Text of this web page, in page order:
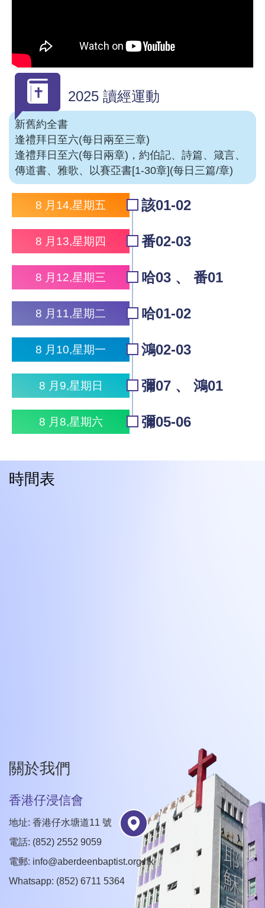
2025 讀經運動
新舊約全書
逢禮拜日至六(每日兩至三章)
逢禮拜日至六(每日兩章)，約伯記、詩篇、箴言、
傳道書、雅歌、以賽亞書[1-30章](每日三篇/章)
8 月14,星期五 該01-02
8 月13,星期四 番02-03
8 月12,星期三 哈03 、 番01
8 月11,星期二 哈01-02
8 月10,星期一 鴻02-03
8 月9,星期日 彌07 、 鴻01
8 月8,星期六 彌05-06
時間表
關於我們
香港仔浸信會
地址: 香港仔水塘道11 號
電話: (852) 2552 9059
電郵: info@aberdeenbaptist.org.hk
Whatsapp: (852) 6711 5364